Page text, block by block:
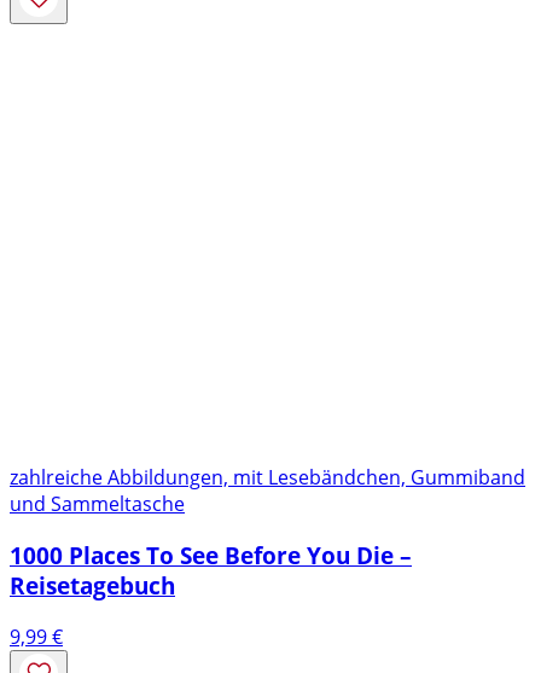
zahlreiche Abbildungen, mit Lesebändchen, Gummiband
und Sammeltasche
1000 Places To See Before You Die –
Reisetagebuch
9,99€